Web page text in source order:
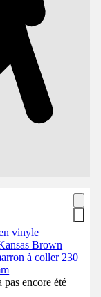
vinyle
Brown
à coller 230
pas encore été